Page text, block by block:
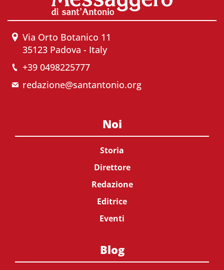
Via Orto Botanico 11
35123 Padova - Italy
+39 0498225777
redazione@santantonio.org
Noi
Storia
Direttore
Redazione
Editrice
Eventi
Blog